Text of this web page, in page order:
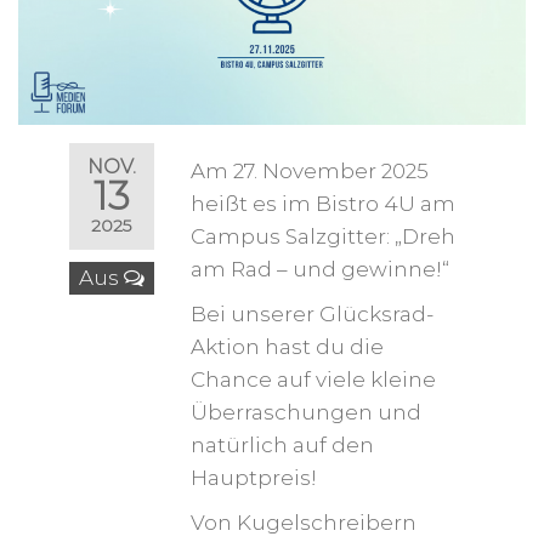
NOV.
13
2025
Aus
Am 27. November 2025
heißt es im Bistro 4U am
Campus Salzgitter: „Dreh
am Rad – und gewinne!“
Bei unserer Glücksrad-
Aktion hast du die
Chance auf viele kleine
Überraschungen und
natürlich auf den
Hauptpreis!
Von Kugelschreibern